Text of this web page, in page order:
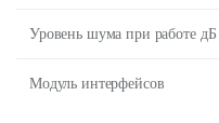
Уровень шума при работе дБ
Модуль интерфейсов